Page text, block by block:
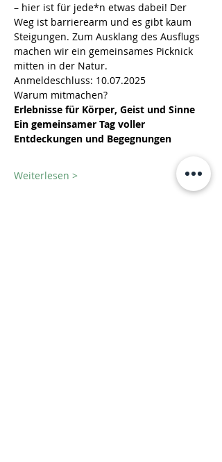
– hier ist für jede*n etwas dabei! Der
Weg ist barrierearm und es gibt kaum
Steigungen. Zum Ausklang des Ausflugs
machen wir ein gemeinsames Picknick
mitten in der Natur.
Anmeldeschluss: 10.07.2025
Warum mitmachen?
Erlebnisse für Körper, Geist und Sinne
Ein gemeinsamer Tag voller
Entdeckungen und Begegnungen
Weiterlesen >